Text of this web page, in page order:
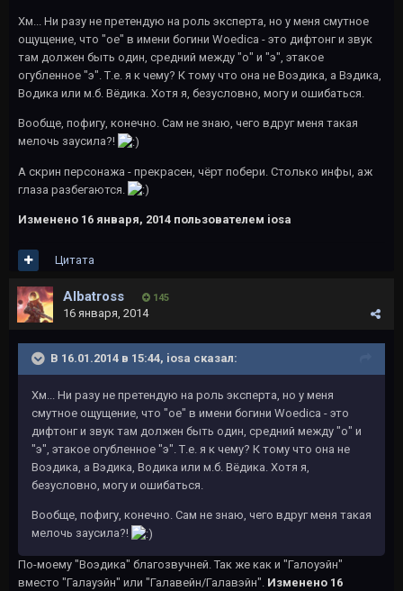
Хм... Ни разу не претендую на роль эксперта, но у меня смутное
ощущение, что "oe" в имени богини Woedica - это дифтонг и звук
там должен быть один, средний между "о" и "э", этакое
огубленное "э". Т.е. я к чему? К тому что она не Воэдика, а Вэдика,
Водика или м.б. Вёдика. Хотя я, безусловно, могу и ошибаться.
Вообще, пофигу, конечно. Сам не знаю, чего вдруг меня такая
мелочь заусила?!
А скрин персонажа - прекрасен, чёрт побери. Столько инфы, аж
глаза разбегаются.
Изменено 16 января, 2014 пользователем iosa
Цитата
Albatross 145
16 января, 2014
В 16.01.2014 в 15:44, iosa сказал:
Хм... Ни разу не претендую на роль эксперта, но у меня
смутное ощущение, что "oe" в имени богини Woedica - это
дифтонг и звук там должен быть один, средний между "о" и
"э", этакое огубленное "э". Т.е. я к чему? К тому что она не
Воэдика, а Вэдика, Водика или м.б. Вёдика. Хотя я,
безусловно, могу и ошибаться.
Вообще, пофигу, конечно. Сам не знаю, чего вдруг меня такая
мелочь заусила?!
По-моему "Воэдика" благозвучней. Так же как и "Галоуэйн"
вместо "Галауэйн" или "Галавейн/Галавэйн". Изменено 16